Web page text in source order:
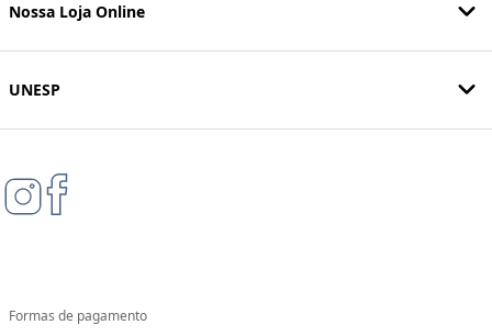
Nossa Loja Online
UNESP
Formas de pagamento